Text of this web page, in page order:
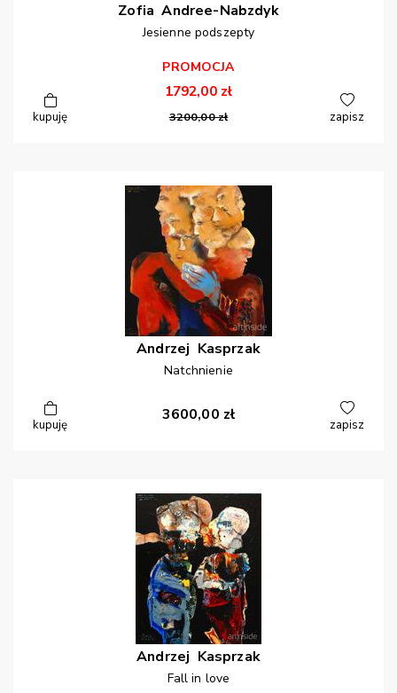
Zofia Andree-Nabzdyk
Jesienne podszepty
kupuję
PROMOCJA
1792,00 zł
3200,00zł zapisz
Andrzej Kasprzak
Natchnienie
kupuję
3600,00 zł
zapisz
Andrzej Kasprzak
Fall in love